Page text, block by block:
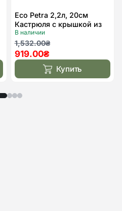
Eco Petra 2,2л, 20см
Кастрюля с крышкой из
литого алюминия
В наличии
1,532.00₴
Первоначальная
цена
составляла
1,532.00₴.
919.00₴
Текущая
цена:
919.00₴. Купить